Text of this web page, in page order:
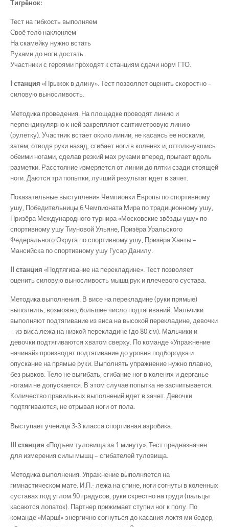
Тигрёнок:
Тест на гибкость выполняем
Своё тело наклоняем
На скамейку нужно встать
Руками до ноги достать.
Участники с героями проходят к станциям сдачи норм ГТО.
I станция «Прыжок в длину». Тест позволяет оценить скоростно –
силовую выносливость.
Методика проведения. На площадке проводят линию и
перпендикулярно к ней закрепляют сантиметровую линию
(рулетку). Участник встает около линии, не касаясь ее носками,
затем, отводя руки назад, сгибает ноги в коленях и, оттолкнувшись
обеими ногами, сделав резкий мах руками вперед, прыгает вдоль
разметки. Расстояние измеряется от линии до пятки сзади стоящей
ноги. Даются три попытки, лучший результат идет в зачет.
Показательные выступления Чемпионки Европы по спортивному
ушу, Победительницы 6 Чемпионата Мира по традиционному ушу,
Призёра Международного турнира «Московские звёзды ушу» по
спортивному ушу Тиуновой Ульяне, Призёра Уральского
Федерального Округа по спортивному ушу, Призёра Ханты –
Мансийска по спортивному ушу Гусар Данилу.
II станция «Подтягивание на перекладине». Тест позволяет
оценить силовую выносливость мышц рук и плечевого сустава.
Методика выполнения. В висе на перекладине (руки прямые)
выполнить, возможно, большее число подтягиваний. Мальчики
выполняют подтягивание из виса на высокой перекладине, девочки
– из виса лежа на низкой перекладине (до 80 см). Мальчики и
девочки подтягиваются хватом сверху. По команде «Упражнение
начинай» производят подтягивание до уровня подбородка и
опускание на прямые руки. Выполнять упражнение нужно плавно,
без рывков. Тело не выгибать, сгибание ног в коленях и дерганье
ногами не допускается. В этом случае попытка не засчитывается.
Количество правильных выполнений идет в зачет. Девочки
подтягиваются, не отрывая ноги от пола.
Выступает ученица 3-З класса спортивная аэробика.
III станция «Подъем туловища за 1 минуту». Тест предназначен
для измерения силы мышц – сгибателей туловища.
Методика выполнения. Упражнение выполняется на
гимнастическом мате. И.П.- лежа на спине, ноги согнуты в коленных
суставах под углом 90 градусов, руки скрестно на груди (пальцы
касаются лопаток). Партнер прижимает ступни ног к полу. По
команде «Марш!» энергично согнуться до касания локтя ми бедер;